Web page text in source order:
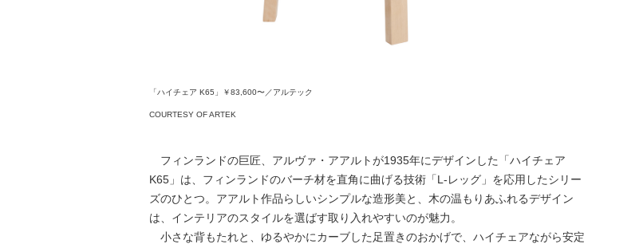
「ハイチェア K65」￥83,600〜／アルテック
COURTESY OF ARTEK
フィンランドの巨匠、アルヴァ・アアルトが1935年にデザインした「ハイチェア
K65」は、フィンランドのバーチ材を直角に曲げる技術「L-レッグ」を応用したシリー
ズのひとつ。アアルト作品らしいシンプルな造形美と、木の温もりあふれるデザイン
は、インテリアのスタイルを選ばす取り入れやすいのが魅力。
小さな背もたれと、ゆるやかにカーブした足置きのおかげで、ハイチェアながら安定